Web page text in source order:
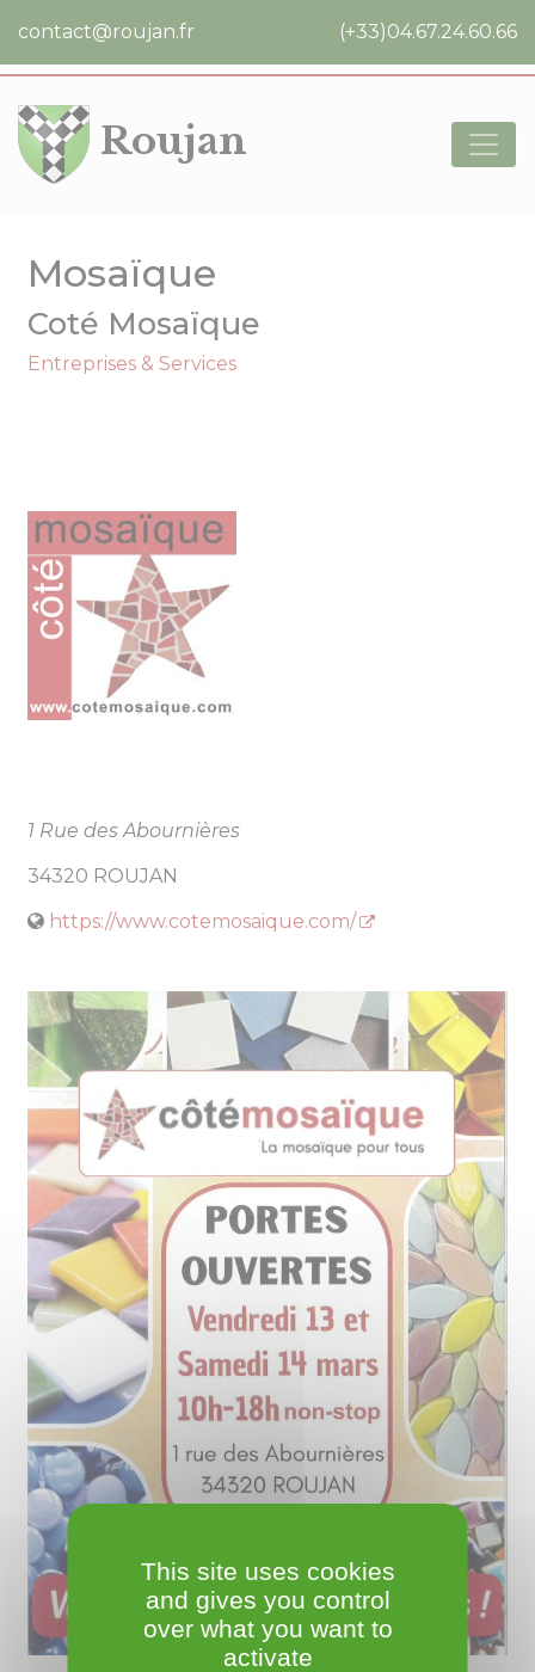
contact@roujan.fr (+33)04.67.24.60.66
Roujan
Mosaïque
Coté Mosaïque
Entreprises & Services
1 Rue des Abournières
34320 ROUJAN
https://www.cotemosaique.com/
This site uses cookies
and gives you control
over what you want to
activate